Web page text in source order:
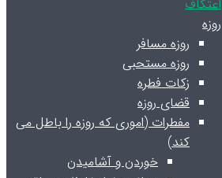
اعتکاف
روزه
روزه مسافر
روزه مستحبی
زکات فطره
قضای روزه
مفطرات (اموری که روزه را باطل می
کند)
خوردن و آشامیدن